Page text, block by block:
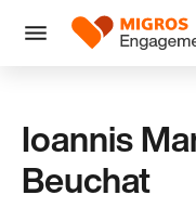
Navigation
überspringen
Menü
Logo
Ioannis
Beuchat